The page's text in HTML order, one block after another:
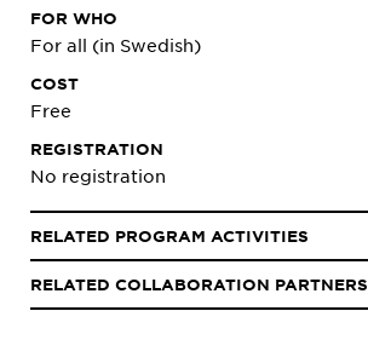
FOR WHO
For all (in Swedish)
COST
Free
REGISTRATION
No registration
RELATED PROGRAM ACTIVITIES
RELATED COLLABORATION PARTNERS